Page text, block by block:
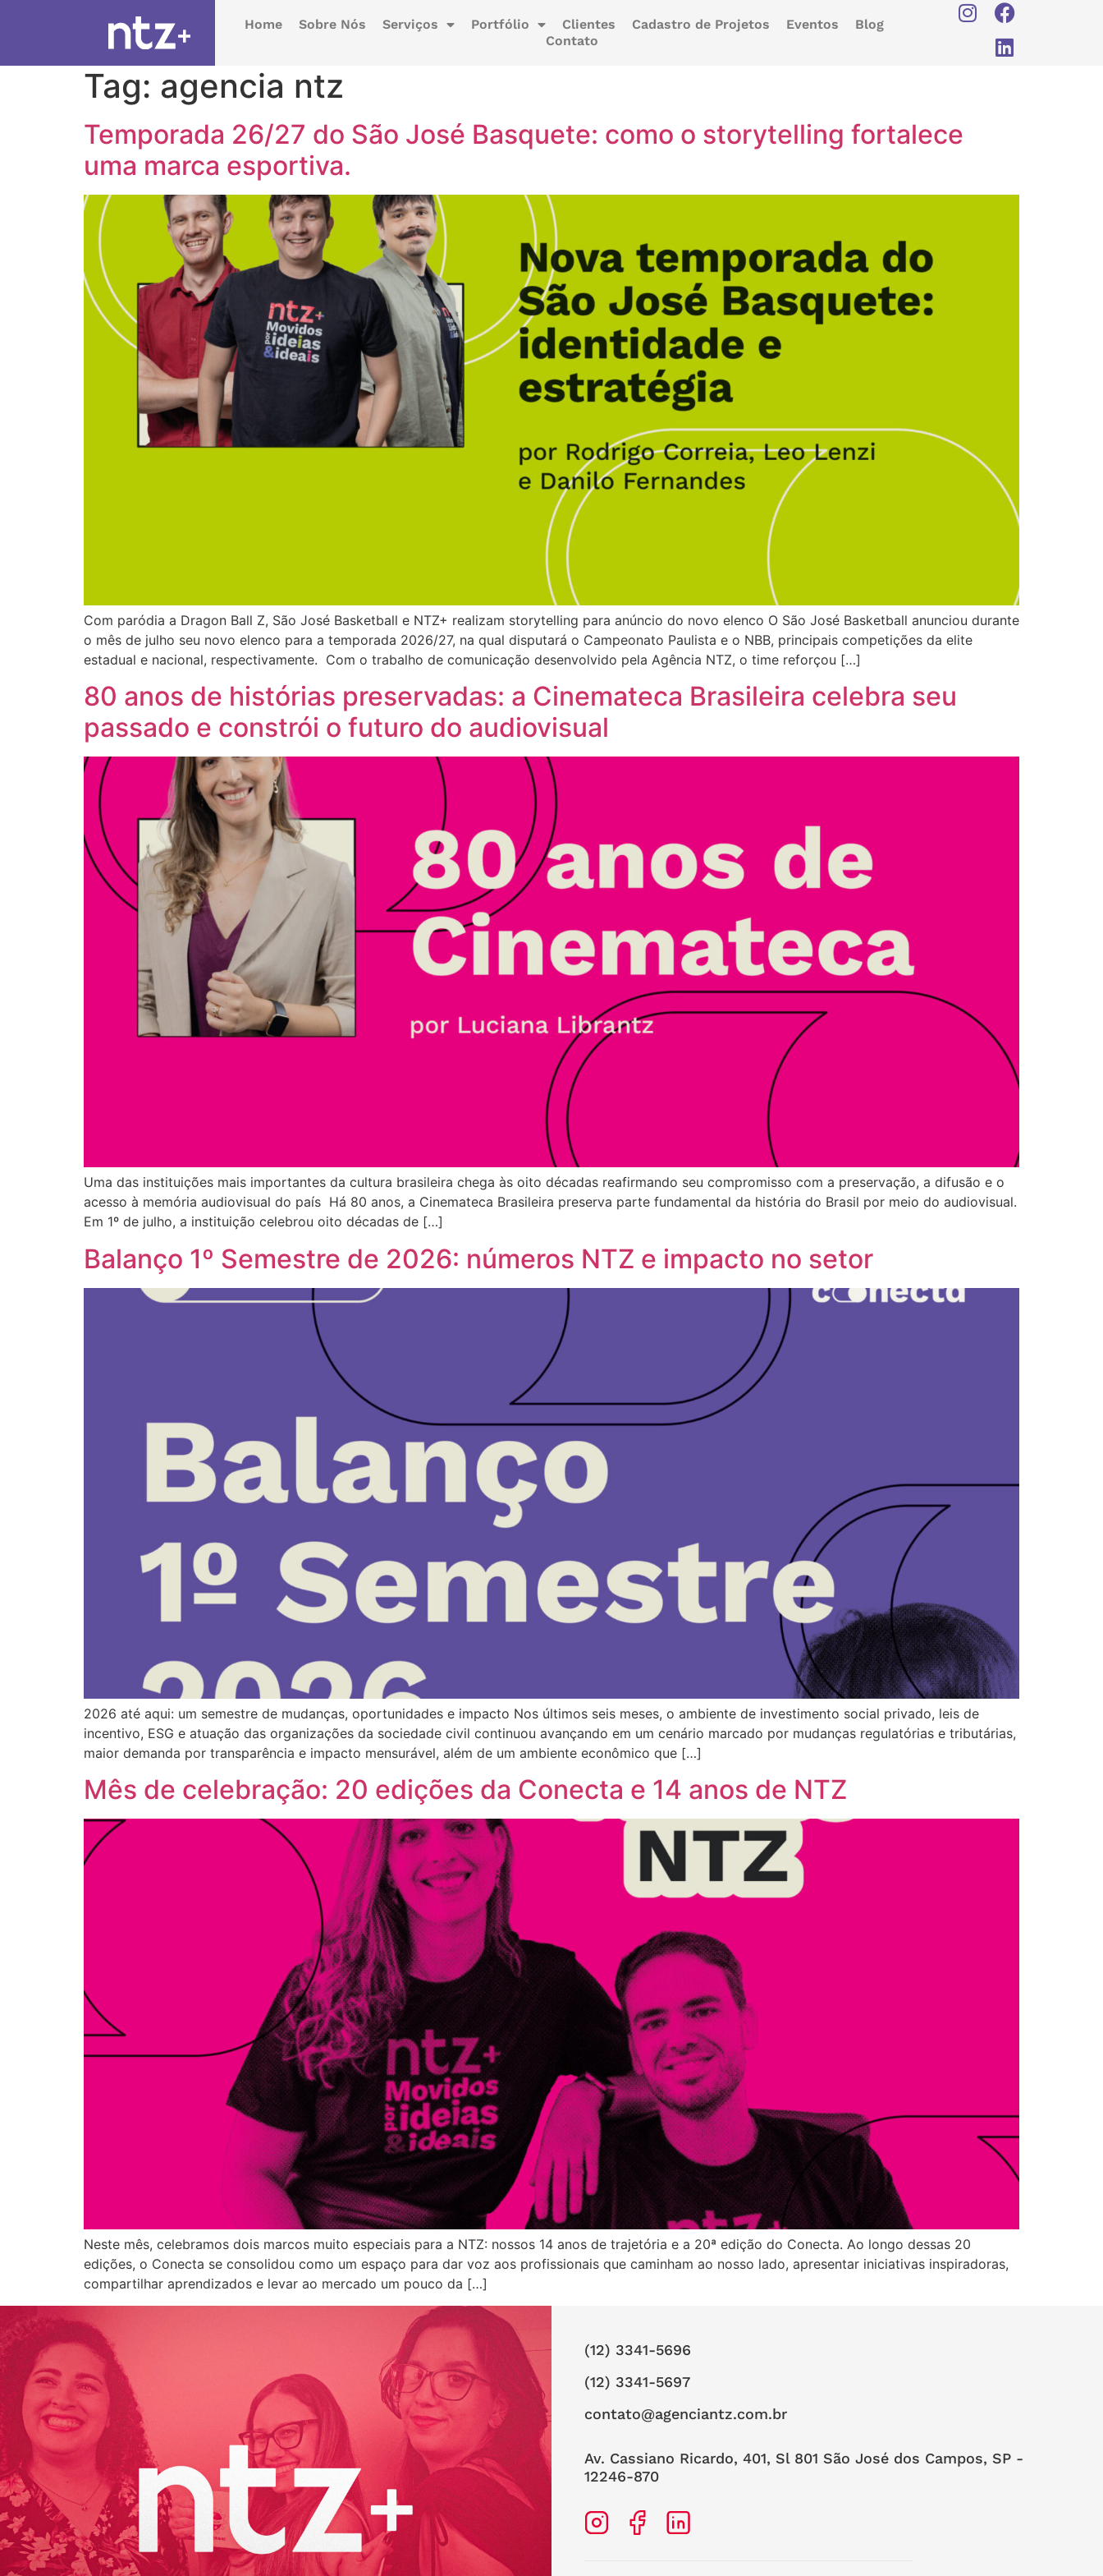
Home Sobre Nós Serviços Portfólio Clientes Cadastro de Projetos Eventos
Blog
Contato
Tag: agencia ntz
Temporada 26/27 do São José Basquete: como o storytelling fortalece
uma marca esportiva.
Com paródia a Dragon Ball Z, São José Basketball e NTZ+ realizam storytelling para anúncio do novo elenco O São José Basketball anunciou durante
o mês de julho seu novo elenco para a temporada 2026/27, na qual disputará o Campeonato Paulista e o NBB, principais competições da elite
estadual e nacional, respectivamente. Com o trabalho de comunicação desenvolvido pela Agência NTZ, o time reforçou […]
80 anos de histórias preservadas: a Cinemateca Brasileira celebra seu
passado e constrói o futuro do audiovisual
Uma das instituições mais importantes da cultura brasileira chega às oito décadas reafirmando seu compromisso com a preservação, a difusão e o
acesso à memória audiovisual do país Há 80 anos, a Cinemateca Brasileira preserva parte fundamental da história do Brasil por meio do audiovisual.
Em 1º de julho, a instituição celebrou oito décadas de […]
Balanço 1º Semestre de 2026: números NTZ e impacto no setor
2026 até aqui: um semestre de mudanças, oportunidades e impacto Nos últimos seis meses, o ambiente de investimento social privado, leis de
incentivo, ESG e atuação das organizações da sociedade civil continuou avançando em um cenário marcado por mudanças regulatórias e tributárias,
maior demanda por transparência e impacto mensurável, além de um ambiente econômico que […]
Mês de celebração: 20 edições da Conecta e 14 anos de NTZ
Neste mês, celebramos dois marcos muito especiais para a NTZ: nossos 14 anos de trajetória e a 20ª edição do Conecta. Ao longo dessas 20
edições, o Conecta se consolidou como um espaço para dar voz aos profissionais que caminham ao nosso lado, apresentar iniciativas inspiradoras,
compartilhar aprendizados e levar ao mercado um pouco da […]
(12) 3341-5696
(12) 3341-5697
contato@agenciantz.com.br
Av. Cassiano Ricardo, 401, Sl 801 São José dos Campos, SP -
12246-870